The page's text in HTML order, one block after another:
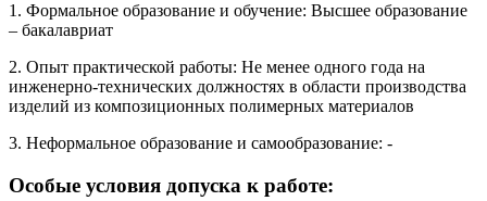
1. Формальное образование и обучение: Высшее образование
– бакалавриат
2. Опыт практической работы: Не менее одного года на
инженерно-технических должностях в области производства
изделий из композиционных полимерных материалов
3. Неформальное образование и самообразование: -
Особые условия допуска к работе: